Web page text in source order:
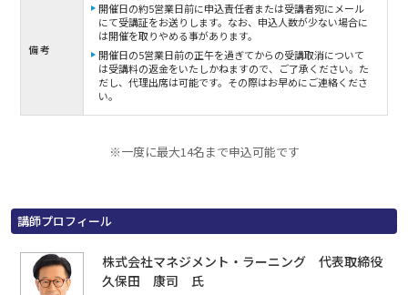
備 考
開催日の約5営業日前に申込責任者または受講者宛にメール
にて受講証をお送りします。なお、申込人数が少ない場合に
は開催を取りやめる事があります。
開催日の5営業日前の正午を過ぎてからの受講取消について
は受講料の返金をいたしかねますので、ご了承ください。た
だし、代理出席は可能です。その際はお早めにご連絡くださ
い。
※一度に最大14名まで申込可能です
講師プロフィール
株式会社マネジメント・ラーニング 代表取締役
久保田 康司 氏